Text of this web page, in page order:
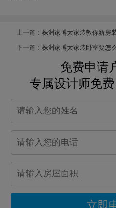
上一篇： 株洲家博大家装教你新房
下一篇： 株洲家博大家装卧室要怎
免费申请
专属设计师免
立即